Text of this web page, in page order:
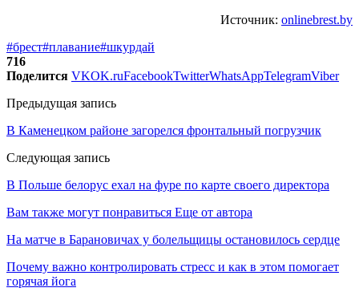
Источник: onlinebrest.by
#брест#плавание#шкурдай
716
Поделится VKOK.ruFacebookTwitterWhatsAppTelegramViber
Предыдущая запись
В Каменецком районе загорелся фронтальный погрузчик
Следующая запись
В Польше белорус ехал на фуре по карте своего директора
Вам также могут понравиться Еще от автора
На матче в Барановичах у болельщицы остановилось сердце
Почему важно контролировать стресс и как в этом помогает
горячая йога